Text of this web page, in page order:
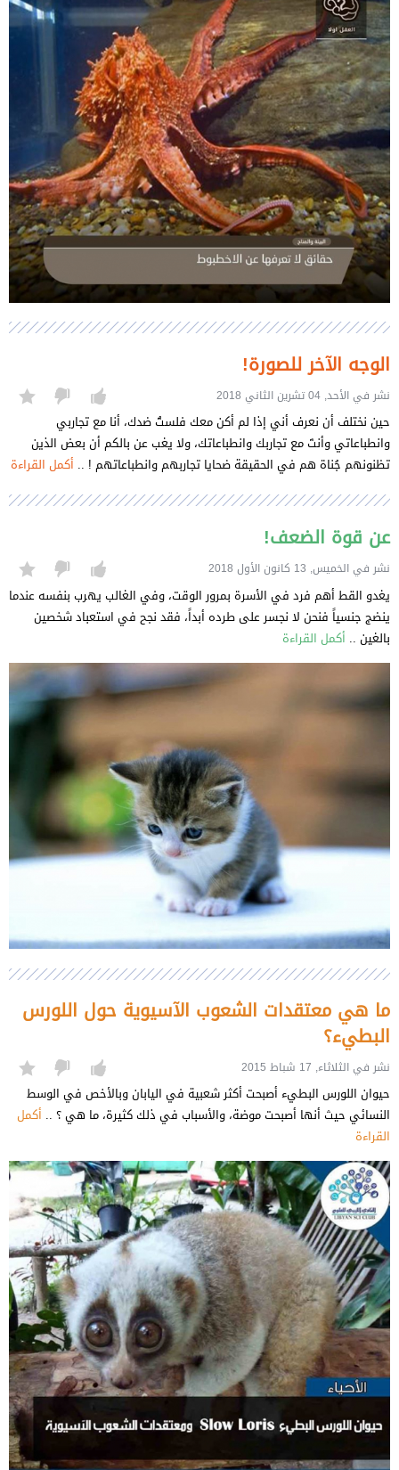
الوجه الآخر للصورة!
نشر في الأحد, 04 تشرين الثاني 2018
حين نختلف أن نعرف أني إذا لم أكن معك فلستُ ضدك، أنا مع تجاربي
وانطباعاتي وأنتَ مع تجاربك وانطباعاتك، ولا يغب عن بالكم أن بعض الذين
تظنونهم جُناة هم في الحقيقة ضحايا تجاربهم وانطباعاتهم ! .. أكمل القراءة
عن قوة الضعف!
نشر في الخميس, 13 كانون الأول 2018
يغدو القط أهم فرد في الأسرة بمرور الوقت، وفي الغالب يهرب بنفسه عندما
ينضج جنسياً فنحن لا نجسر على طرده أبداً، فقد نجح في استعباد شخصين
بالغين .. أكمل القراءة
ما هي معتقدات الشعوب الآسيوية حول اللورس
البطيء؟
نشر في الثلاثاء, 17 شباط 2015
حيوان اللورس البطيء أصبحت أكثر شعبية في اليابان وبالأخص في الوسط
النسائي حيث أنها أصبحت موضة، والأسباب في ذلك كثيرة، ما هي ؟ .. أكمل
القراءة